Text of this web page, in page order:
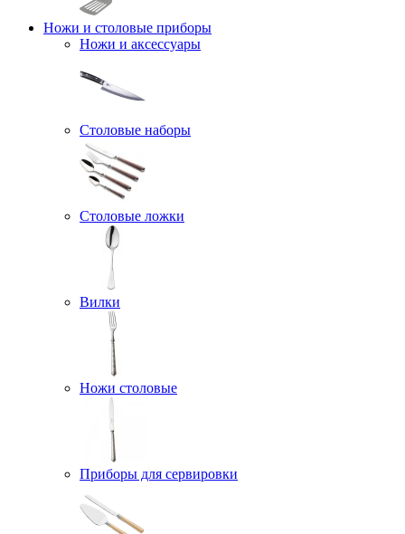
Ножи и столовые приборы
Ножи и аксессуары
Столовые наборы
Столовые ложки
Вилки
Ножи столовые
Приборы для сервировки